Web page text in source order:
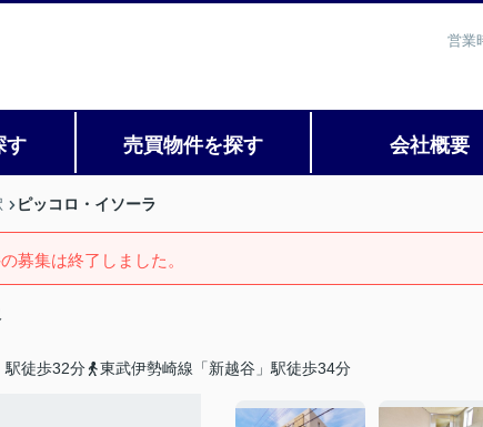
営業
す 売買物件を探す 会社概要
ピッコロ・イソーラ
募集は終了しました。
駅徒歩32分 東武伊勢崎線「新越谷」駅徒歩34分